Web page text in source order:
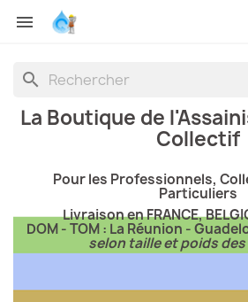

search
La Boutique de
Collectif
Pour les Professionnels,
Particuliers
Livraison en FRANCE,
DOM - TOM : La Réunion -
selon taille et poids